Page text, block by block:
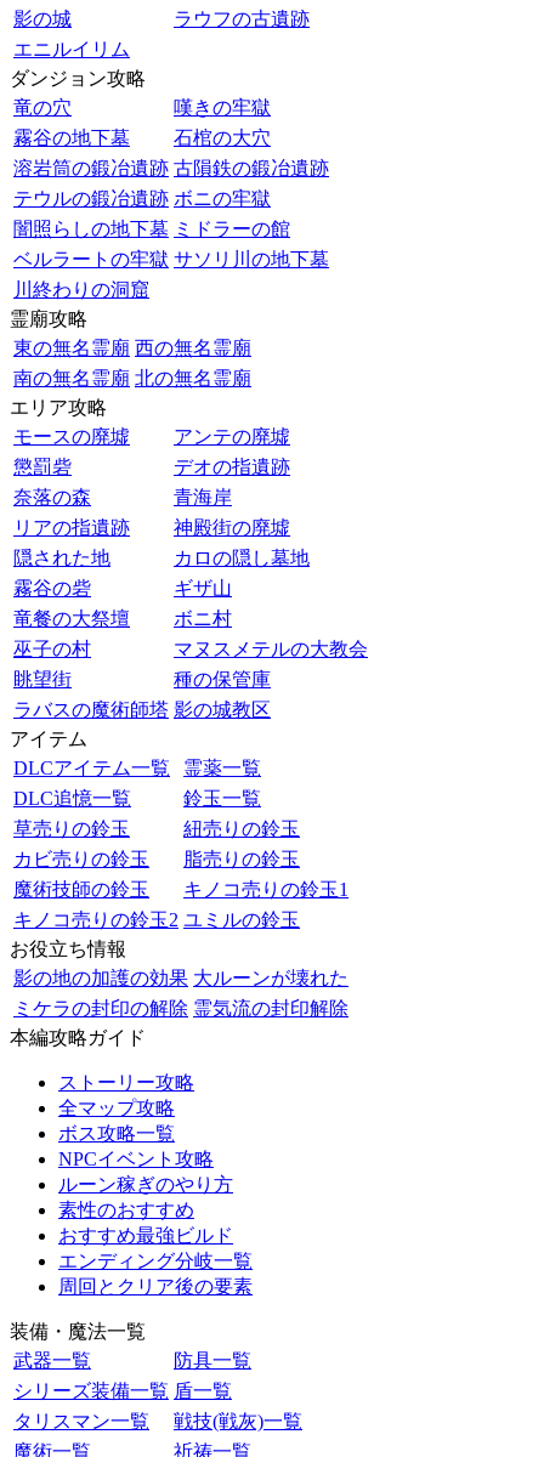
影の城
ラウフの古遺跡
エニルイリム
ダンジョン攻略
竜の穴
嘆きの牢獄
霧谷の地下墓
石棺の大穴
溶岩筒の鍛冶遺跡 古隕鉄の鍛冶遺跡
テウルの鍛冶遺跡 ボニの牢獄
闇照らしの地下墓 ミドラーの館
ベルラートの牢獄 サソリ川の地下墓
川終わりの洞窟
霊廟攻略
東の無名霊廟 西の無名霊廟
南の無名霊廟 北の無名霊廟
エリア攻略
モースの廃墟
アンテの廃墟
懲罰砦
デオの指遺跡
奈落の森
青海岸
リアの指遺跡
神殿街の廃墟
隠された地
カロの隠し墓地
霧谷の砦
ギザ山
竜餐の大祭壇
ボニ村
巫子の村
マヌスメテルの大教会
眺望街
種の保管庫
ラバスの魔術師塔 影の城教区
アイテム
DLCアイテム一覧
霊薬一覧
DLC追憶一覧
鈴玉一覧
草売りの鈴玉
紐売りの鈴玉
カビ売りの鈴玉
脂売りの鈴玉
魔術技師の鈴玉
キノコ売りの鈴玉1
キノコ売りの鈴玉2 ユミルの鈴玉
お役立ち情報
影の地の加護の効果 大ルーンが壊れた
ミケラの封印の解除 霊気流の封印解除
本編攻略ガイド
ストーリー攻略
全マップ攻略
ボス攻略一覧
NPCイベント攻略
ルーン稼ぎのやり方
素性のおすすめ
おすすめ最強ビルド
エンディング分岐一覧
周回とクリア後の要素
装備・魔法一覧
武器一覧
防具一覧
シリーズ装備一覧 盾一覧
タリスマン一覧
戦技(戦灰)一覧
魔術一覧
祈祷一覧